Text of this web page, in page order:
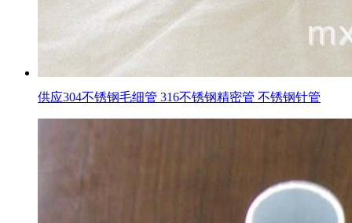
供应304不锈钢毛细管 316不锈钢精密管 不锈钢针管